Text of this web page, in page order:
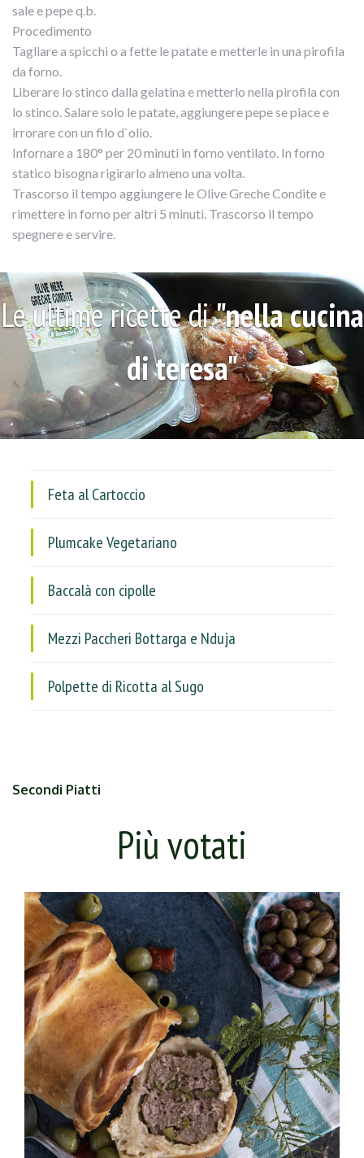
sale e pepe q.b.
Procedimento
Tagliare a spicchi o a fette le patate e metterle in una pirofila
da forno.
Liberare lo stinco dalla gelatina e metterlo nella pirofila con
lo stinco. Salare solo le patate, aggiungere pepe se piace e
irrorare con un filo d`olio.
Infornare a 180° per 20 minuti in forno ventilato. In forno
statico bisogna rigirarlo almeno una volta.
Trascorso il tempo aggiungere le Olive Greche Condite e
rimettere in forno per altri 5 minuti. Trascorso il tempo
spegnere e servire.
Le ultime ricette di"nella cucina
di teresa"
Feta al Cartoccio
Plumcake Vegetariano
Baccalà con cipolle
Mezzi Paccheri Bottarga e Nduja
Polpette di Ricotta al Sugo
Secondi Piatti
Più votati